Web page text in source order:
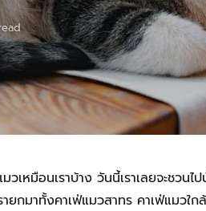
วเหมือนเราบ้าง วันนี้เราเลยจะชวน
ยกมาทั้งคาเฟ่แมวสาทร คาเฟ่แมวใ